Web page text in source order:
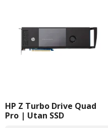
HP Z Turbo Drive Quad
Pro | Utan SSD